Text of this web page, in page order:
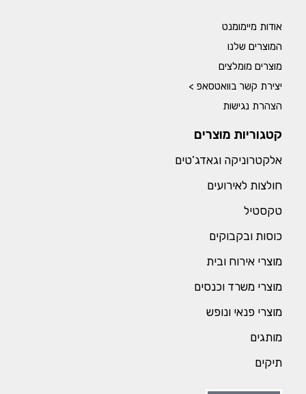
אודות מיימומנט
המוצרים שלנו
מוצרים מומלצים
יצירת קשר בוואטסאפ >
הצהרת נגישות
קטגוריות מוצרים
אלקטרוניקה וגאדג’טים
חולצות לאירועים
טקסטיל
כוסות ובקבוקים
מוצרי אירוח ובית
מוצרי משרד וכנסים
מוצרי פנאי ונופש
מותגים
תיקים